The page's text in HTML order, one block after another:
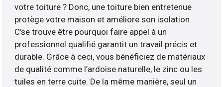
votre toiture ? Donc, une toiture bien entretenue
protège votre maison et améliore son isolation.
C’se trouve être pourquoi faire appel à un
professionnel qualifié garantit un travail précis et
durable. Grâce à ceci, vous bénéficiez de matériaux
de qualité comme l’ardoise naturelle, le zinc ou les
tuiles en terre cuite. De la même manière, seul un